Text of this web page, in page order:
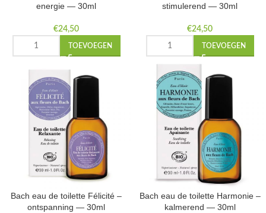
energie — 30ml
€24,50
TOEVOEGEN
stimulerend — 30ml
€24,50
TOEVOEGEN
Bach eau de toilette Félicité –
ontspanning — 30ml
Bach eau de toilette Harmonie –
kalmerend — 30ml